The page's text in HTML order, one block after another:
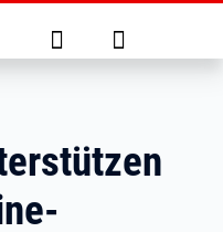
Suche Anmelden